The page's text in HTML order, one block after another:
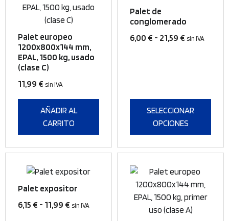
Palet europeo
1200x800x144 mm,
EPAL, 1500 kg, usado
(clase C)
11,99 € sin IVA
AÑADIR AL
CARRITO
Palet de
conglomerado
6,00 € - 21,59 € Rango
hasta
21,59 €
sin IVA
SELECCIONAR
OPCIONES
tiene
múltiples
Las
página
de
Palet expositor
6,15 € - 11,99 € Rango
sin IVA
Este
producto
múltiples